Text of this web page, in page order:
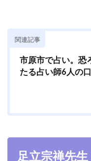
関連記事
市原市で占い。恐
たる占い師6人の
足立宗禅先生